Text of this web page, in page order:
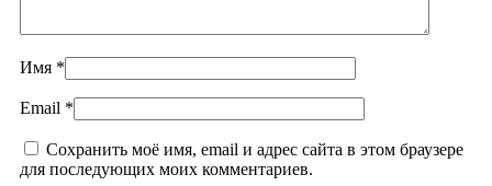
Имя *
Email *
Сохранить моё имя, email и адрес сайта в этом браузере
для последующих моих комментариев.